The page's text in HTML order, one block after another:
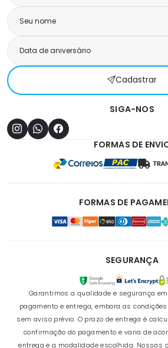
Cadastrar
SIGA-NOS
FORMAS DE
FORMAS DE
SEGURANÇA
Garantimos a qualidade e segurança
pagamento e entrega, embora as
sem aviso prévio. O prazo de entrega é
confirmação do pagamento e varia de
entrega e a modalidade escolhida. Nossas